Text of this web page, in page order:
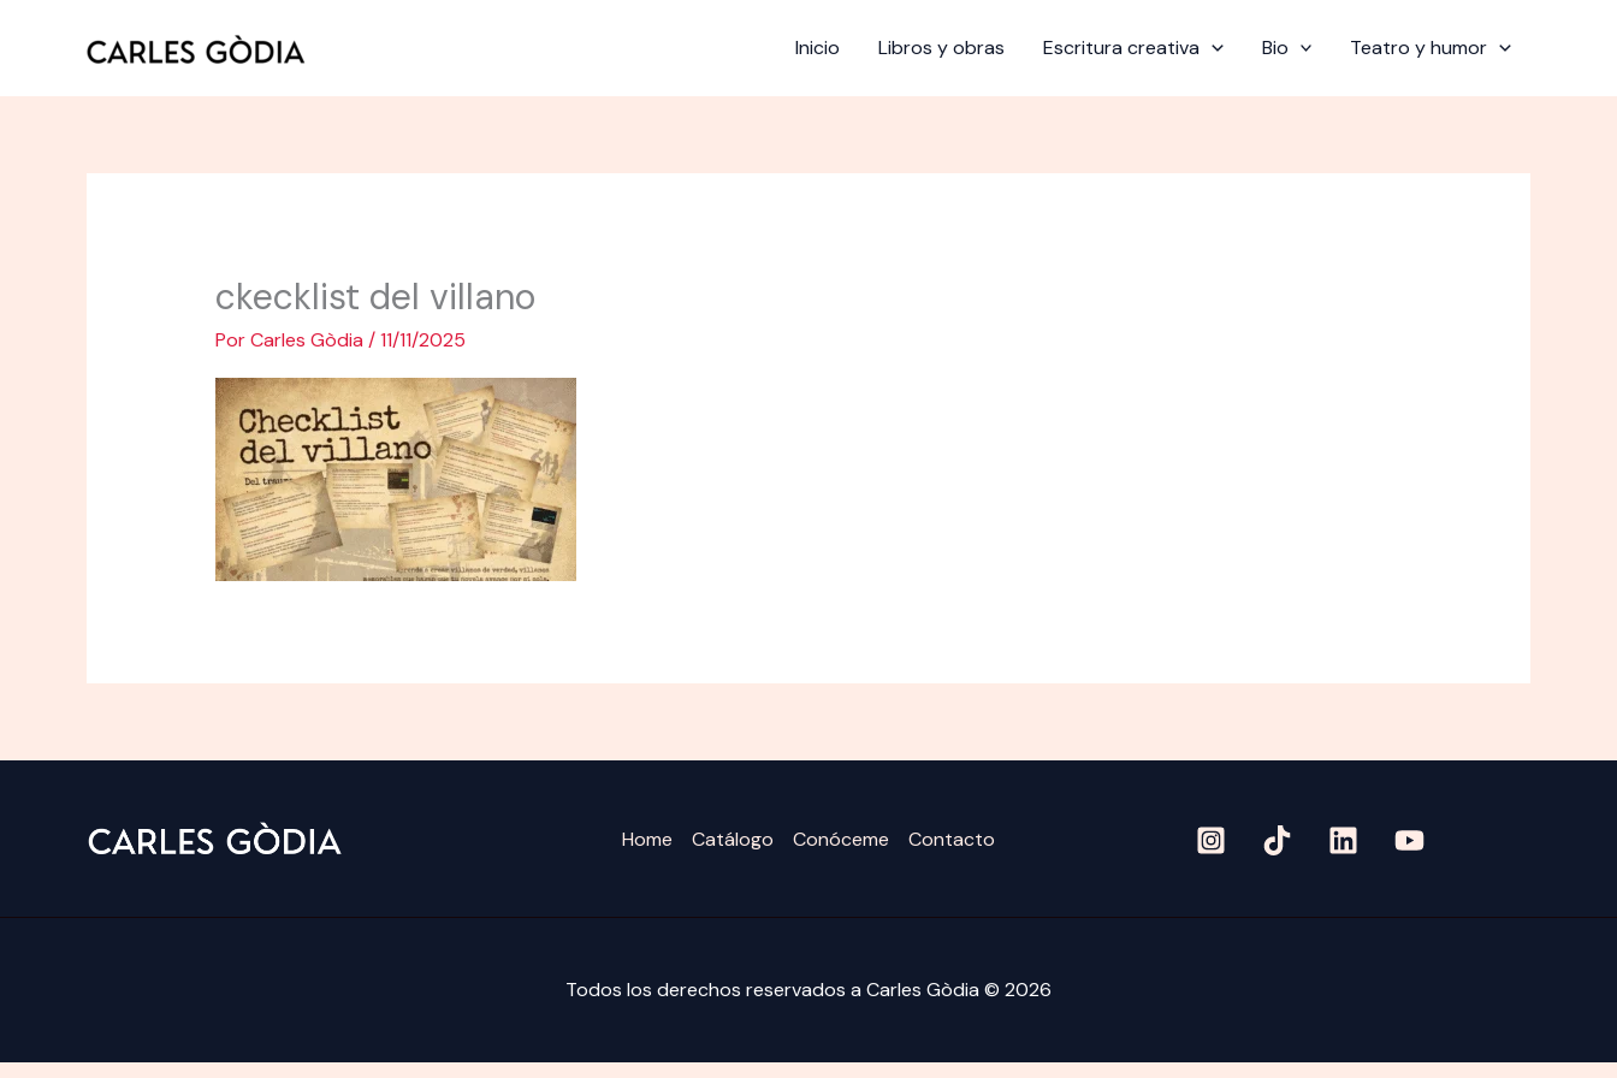
Inicio Libros y obras Escritura creativa Bio Teatro y humor
ckecklist del villano
PorCarles Gòdia /11/11/2025
Home Catálogo Conóceme Contacto
Todos los derechos reservados a Carles Gòdia © 2026